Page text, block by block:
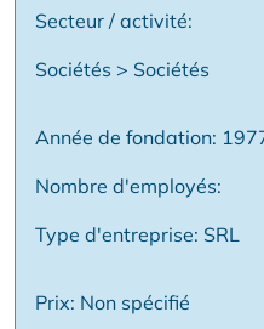
Secteur / activité:
Sociétés > Sociétés
Année de fondation:
Nombre d'employés:
Type d'entreprise: SRL
Prix: Non spécifié